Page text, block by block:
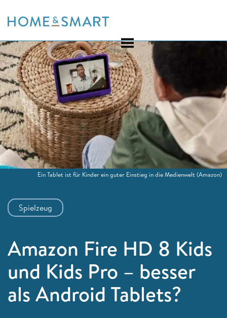
to
Spielzeug
Amazon Fire HD 8 Kids
und Kids Pro – besser
als Android Tablets?
Ein Tablet ist für Kinder ein guter Einstieg in die Medienwelt (Amazon)